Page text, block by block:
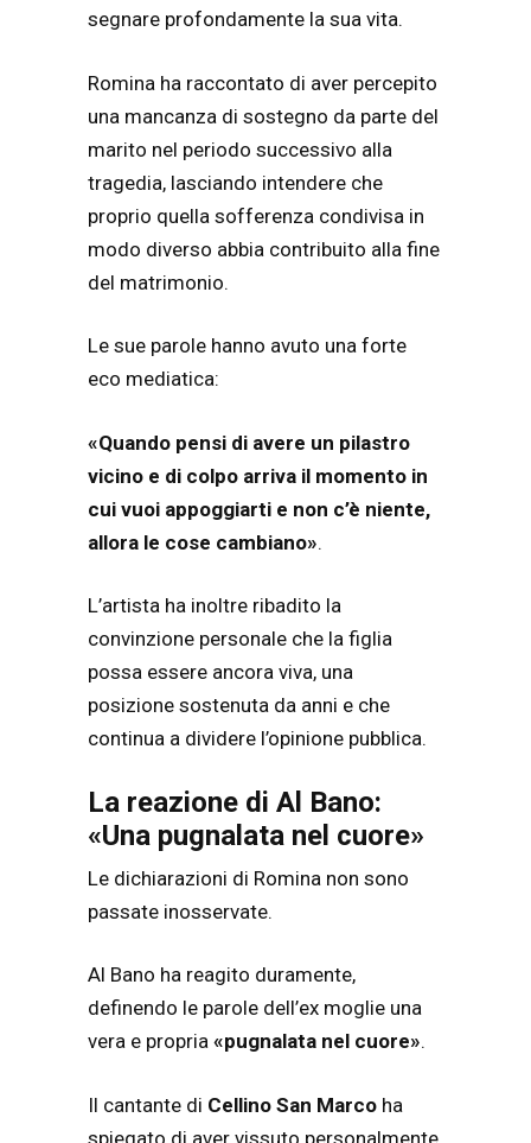
segnare profondamente la sua vita.
Romina ha raccontato di aver percepito
una mancanza di sostegno da parte del
marito nel periodo successivo alla
tragedia, lasciando intendere che
proprio quella sofferenza condivisa in
modo diverso abbia contribuito alla fine
del matrimonio.
Le sue parole hanno avuto una forte
eco mediatica:
«Quando pensi di avere un pilastro
vicino e di colpo arriva il momento in
cui vuoi appoggiarti e non c’è niente,
allora le cose cambiano».
L’artista ha inoltre ribadito la
convinzione personale che la figlia
possa essere ancora viva, una
posizione sostenuta da anni e che
continua a dividere l’opinione pubblica.
La reazione di Al Bano:
«Una pugnalata nel cuore»
Le dichiarazioni di Romina non sono
passate inosservate.
Al Bano ha reagito duramente,
definendo le parole dell’ex moglie una
vera e propria «pugnalata nel cuore».
Il cantante di Cellino San Marco ha
spiegato di aver vissuto personalmente